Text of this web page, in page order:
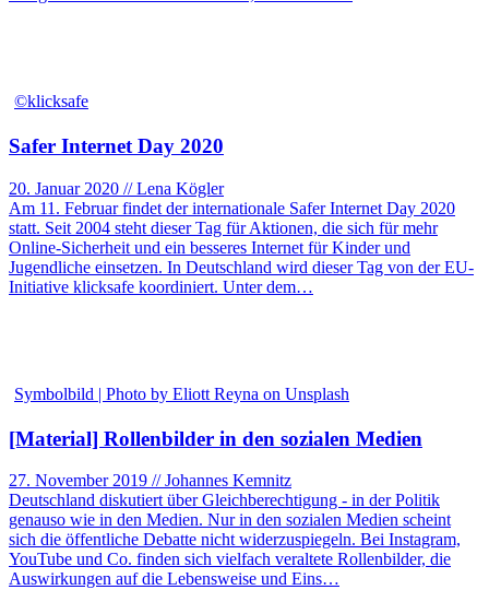
©klicksafe
Safer Internet Day 2020
20. Januar 2020 // Lena Kögler
Am 11. Februar findet der internationale Safer Internet Day 2020
statt. Seit 2004 steht dieser Tag für Aktionen, die sich für mehr
Online-Sicherheit und ein besseres Internet für Kinder und
Jugendliche einsetzen. In Deutschland wird dieser Tag von der EU-
Initiative klicksafe koordiniert. Unter dem…
Symbolbild | Photo by Eliott Reyna on Unsplash
[Material] Rollenbilder in den sozialen Medien
27. November 2019 // Johannes Kemnitz
Deutschland diskutiert über Gleichberechtigung - in der Politik
genauso wie in den Medien. Nur in den sozialen Medien scheint
sich die öffentliche Debatte nicht widerzuspiegeln. Bei Instagram,
YouTube und Co. finden sich vielfach veraltete Rollenbilder, die
Auswirkungen auf die Lebensweise und Eins…